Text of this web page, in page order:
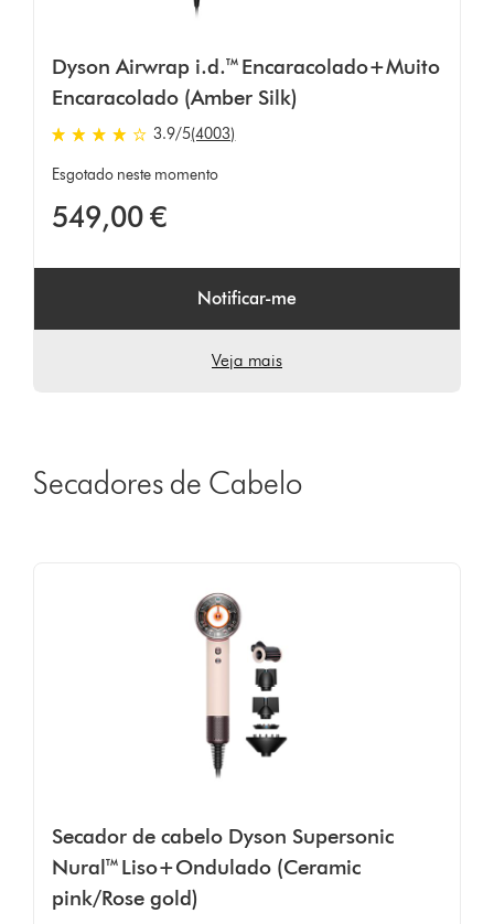
Dyson Airwrap i.d.™ Encaracolado+Muito
Encaracolado (Amber Silk)
3.9
estrelas
de
5
em
3.9/5(4003)
Esgotado neste momento
549,00 €
Notificar-me
Veja mais
Secadores de Cabelo
Secador de cabelo Dyson Supersonic
Nural™ Liso+Ondulado (Ceramic
pink/Rose gold)